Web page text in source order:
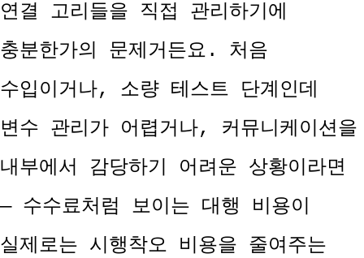
연결 고리들을 직접 관리하기에
충분한가의 문제거든요. 처음
수입이거나, 소량 테스트 단계인데
변수 관리가 어렵거나, 커뮤니케이션을
내부에서 감당하기 어려운 상황이라면
— 수수료처럼 보이는 대행 비용이
실제로는 시행착오 비용을 줄여주는